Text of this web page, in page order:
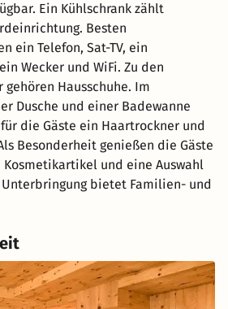
Ein Kühlschrank zählt
Besten
ein Telefon, Sat-TV, ein
Wecker und WiFi. Zu den
gehören Hausschuhe. Im
Dusche und einer Badewanne
die Gäste ein Haartrockner und
Besonderheit genießen die Gäste
und eine Auswahl
bietet Familien- und